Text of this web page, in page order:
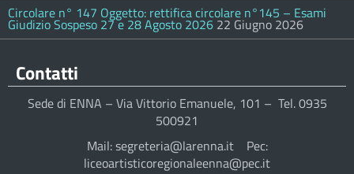
Circolare n° 147 Oggetto: rettifica circolare n°145 – Esami
Giudizio Sospeso 27 e 28 Agosto 2026 22 Giugno 2026
Contatti
Sede di ENNA – Via Vittorio Emanuele, 101 – Tel. 0935
500921
Mail: segreteria@larenna.it Pec:
liceoartisticoregionaleenna@pec.it